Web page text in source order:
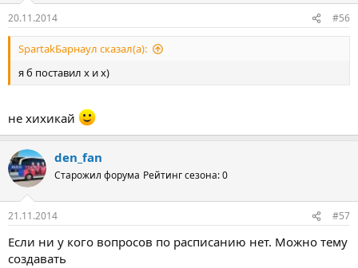
20.11.2014 #56
SpartakБарнаул сказал(а):
я б поставил х и х)
не хихикай
den_fan
Старожил форума Рейтинг сезона: 0
21.11.2014 #57
Если ни у кого вопросов по расписанию нет. Можно тему
создавать